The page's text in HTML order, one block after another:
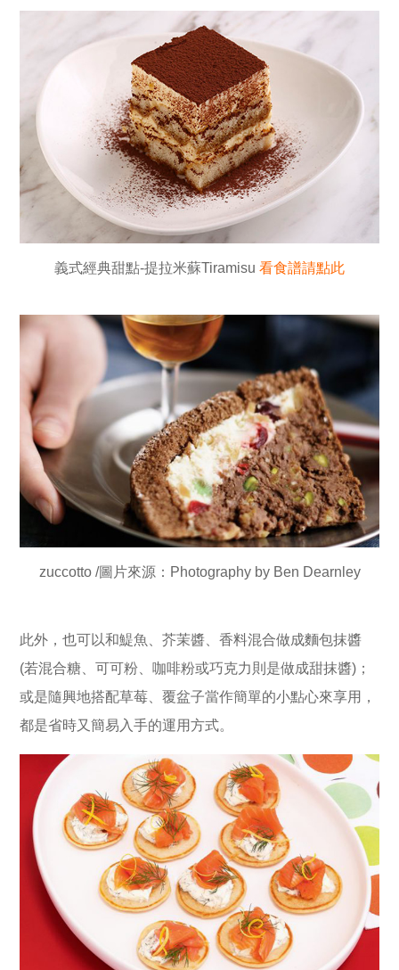
義式經典甜點-提拉米蘇Tiramisu 看食譜請點此
zuccotto /圖片來源：Photography by Ben Dearnley
此外，也可以和鯷魚、芥茉醬、香料混合做成麵包抹醬
(若混合糖、可可粉、咖啡粉或巧克力則是做成甜抹醬)；
或是隨興地搭配草莓、覆盆子當作簡單的小點心來享用，
都是省時又簡易入手的運用方式。